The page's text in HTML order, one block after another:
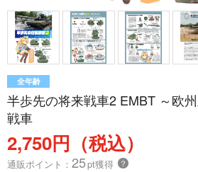
全年齢
半歩先の将来戦車2 EMBT ～欧
戦車
2,750円（税込）
通販ポイント： 25pt獲得 ？